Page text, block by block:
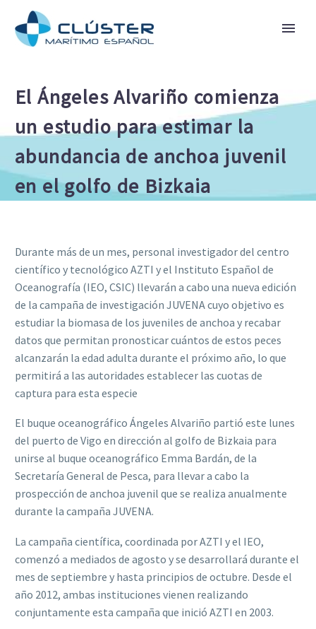
El Ángeles Alvariño comienza
un estudio para estimar la
abundancia de anchoa juvenil
en el golfo de Bizkaia
Durante más de un mes, personal investigador del centro
científico y tecnológico AZTI y el Instituto Español de
Oceanografía (IEO, CSIC) llevarán a cabo una nueva edición
de la campaña de investigación JUVENA cuyo objetivo es
estudiar la biomasa de los juveniles de anchoa y recabar
datos que permitan pronosticar cuántos de estos peces
alcanzarán la edad adulta durante el próximo año, lo que
permitirá a las autoridades establecer las cuotas de
captura para esta especie
El buque oceanográfico Ángeles Alvariño partió este lunes
del puerto de Vigo en dirección al golfo de Bizkaia para
unirse al buque oceanográfico Emma Bardán, de la
Secretaría General de Pesca, para llevar a cabo la
prospección de anchoa juvenil que se realiza anualmente
durante la campaña JUVENA.
La campaña científica, coordinada por AZTI y el IEO,
comenzó a mediados de agosto y se desarrollará durante el
mes de septiembre y hasta principios de octubre. Desde el
año 2012, ambas instituciones vienen realizando
conjuntamente esta campaña que inició AZTI en 2003.